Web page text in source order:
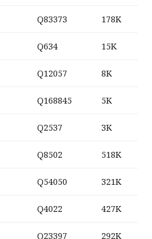
Q83373 178K
Q634 15K
Q12057 8K
Q168845 5K
Q2537 3K
Q8502 518K
Q54050 321K
Q4022 427K
Q23397 292K